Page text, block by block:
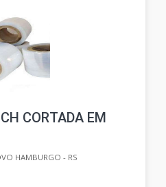
CORTADA EM
HAMBURGO - RS